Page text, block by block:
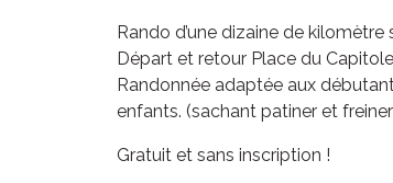
Rando d’une dizaine de kilomètre
Départ et retour Place du
Randonnée adaptée aux
enfants. (sachant patiner et
Gratuit et sans inscription !